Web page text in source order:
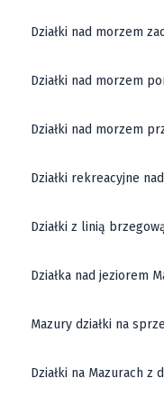
Działki nad morzem
Działki nad morzem
Działki nad morzem
Działki rekreacyjne
Działki z linią
Działka nad jeziorem
Mazury działki na
Działki na Mazurach z